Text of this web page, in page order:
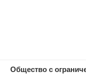
Общество с